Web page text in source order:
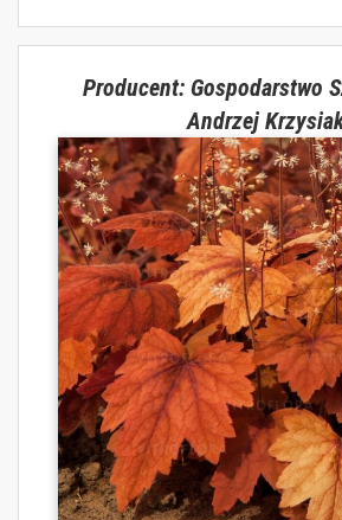
Producent: Gospodarstwo
Andrzej